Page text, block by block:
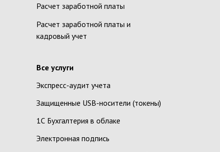
Все услуги
Экспресс-аудит учета
Защищенные USB-носители (токены)
1С Бухгалтерия в облаке
Электронная подпись
Расчет заработной платы
Расчет заработной платы и
кадровый учет